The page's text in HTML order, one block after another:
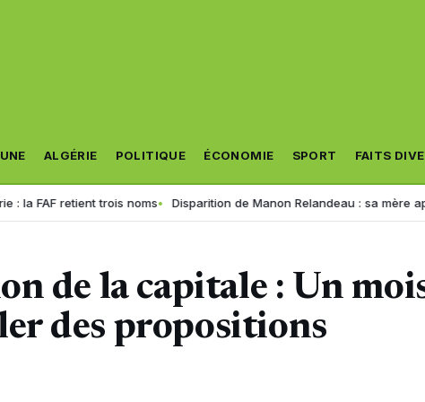
ALGÉRIE POLITIQUE ÉCONOMIE SPORT FAITS
retient trois noms Disparition de Manon Relandeau : sa mère appelle
de la capitale : Un
des propositions